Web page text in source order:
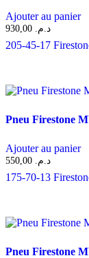
Ajouter au panier
د.م.
205-45-17
Pneu Firestone
Ajouter au panier
د.م.
175-70-13
Pneu Firestone